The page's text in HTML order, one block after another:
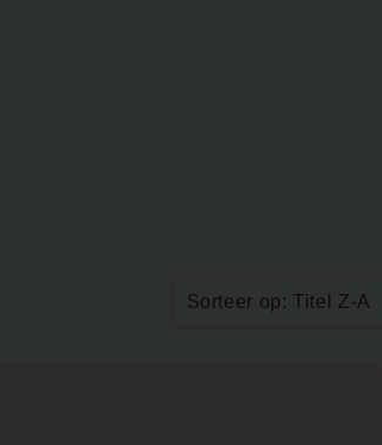
Sorteer op: Titel Z-A